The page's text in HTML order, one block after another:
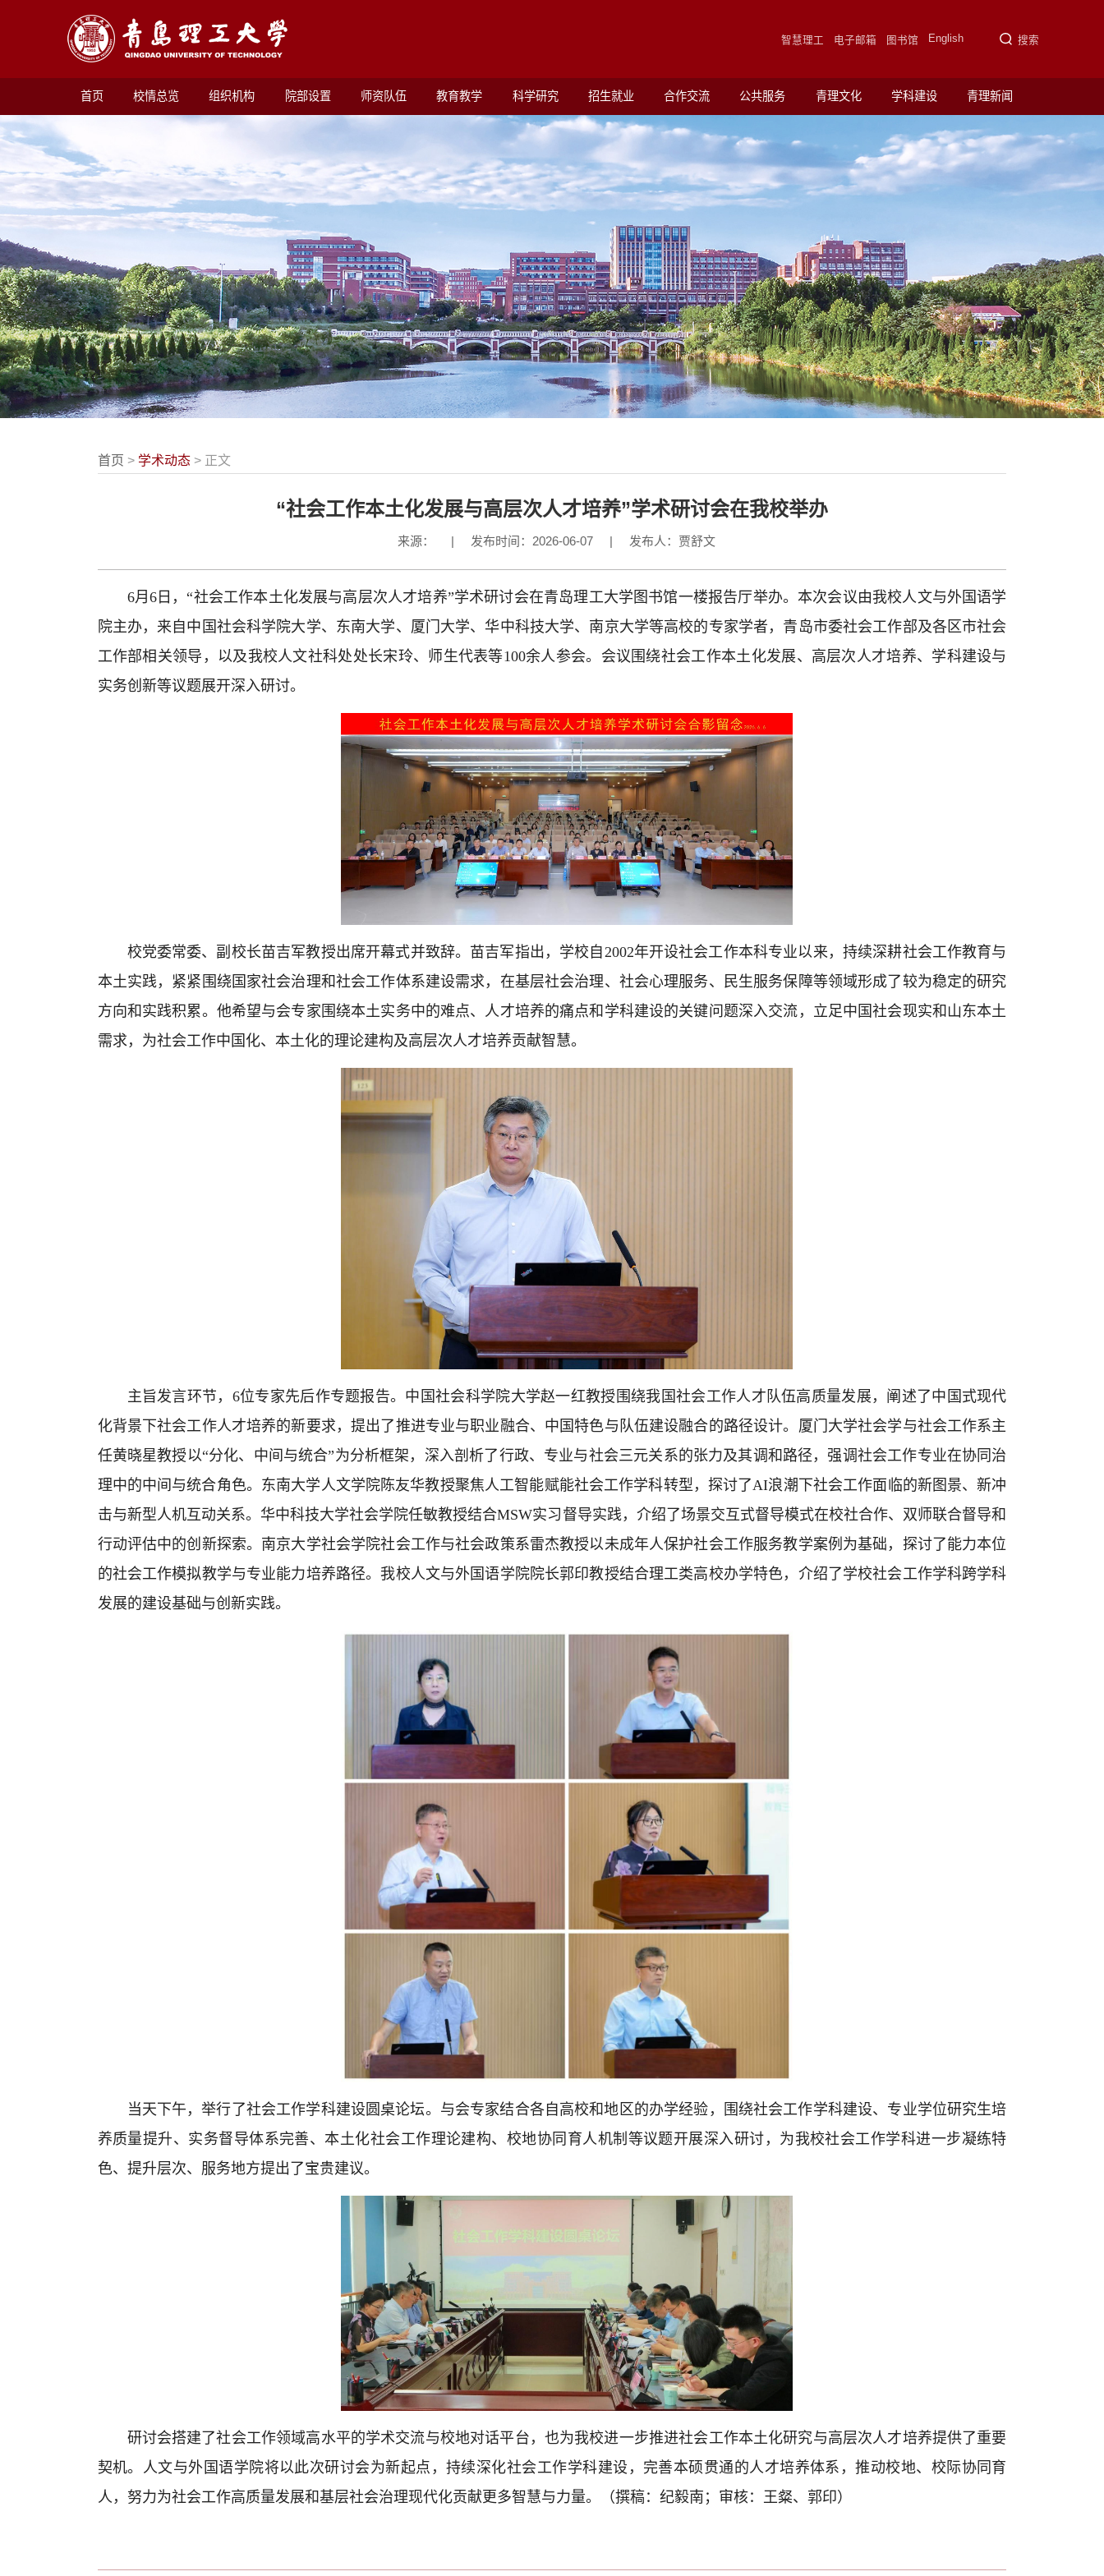
智慧理工 电子邮箱 图书馆 English 搜索
首页 校情总览 组织机构 院部设置 师资队伍 教育教学 科学研究 招生就业 合作交流 公共服务 青理文化 学科建设 青理新闻
首页 > 学术动态> 正文
“社会工作本土化发展与高层次人才培养”学术研讨会在我校举办
来源： | 发布时间：2026-06-07 | 发布人：贾舒文
6月6日，“社会工作本土化发展与高层次人才培养”学术研讨会在青岛理工大学图书馆一楼报告厅举办。本次会议由我校人文与外国语学
院主办，来自中国社会科学院大学、东南大学、厦门大学、华中科技大学、南京大学等高校的专家学者，青岛市委社会工作部及各区市社会
工作部相关领导，以及我校人文社科处处长宋玲、师生代表等100余人参会。会议围绕社会工作本土化发展、高层次人才培养、学科建设与
实务创新等议题展开深入研讨。
校党委常委、副校长苗吉军教授出席开幕式并致辞。苗吉军指出，学校自2002年开设社会工作本科专业以来，持续深耕社会工作教育与
本土实践，紧紧围绕国家社会治理和社会工作体系建设需求，在基层社会治理、社会心理服务、民生服务保障等领域形成了较为稳定的研究
方向和实践积累。他希望与会专家围绕本土实务中的难点、人才培养的痛点和学科建设的关键问题深入交流，立足中国社会现实和山东本土
需求，为社会工作中国化、本土化的理论建构及高层次人才培养贡献智慧。
主旨发言环节，6位专家先后作专题报告。中国社会科学院大学赵一红教授围绕我国社会工作人才队伍高质量发展，阐述了中国式现代
化背景下社会工作人才培养的新要求，提出了推进专业与职业融合、中国特色与队伍建设融合的路径设计。厦门大学社会学与社会工作系主
任黄晓星教授以“分化、中间与统合”为分析框架，深入剖析了行政、专业与社会三元关系的张力及其调和路径，强调社会工作专业在协同治
理中的中间与统合角色。东南大学人文学院陈友华教授聚焦人工智能赋能社会工作学科转型，探讨了AI浪潮下社会工作面临的新图景、新冲
击与新型人机互动关系。华中科技大学社会学院任敏教授结合MSW实习督导实践，介绍了场景交互式督导模式在校社合作、双师联合督导和
行动评估中的创新探索。南京大学社会学院社会工作与社会政策系雷杰教授以未成年人保护社会工作服务教学案例为基础，探讨了能力本位
的社会工作模拟教学与专业能力培养路径。我校人文与外国语学院院长郭印教授结合理工类高校办学特色，介绍了学校社会工作学科跨学科
发展的建设基础与创新实践。
当天下午，举行了社会工作学科建设圆桌论坛。与会专家结合各自高校和地区的办学经验，围绕社会工作学科建设、专业学位研究生培
养质量提升、实务督导体系完善、本土化社会工作理论建构、校地协同育人机制等议题开展深入研讨，为我校社会工作学科进一步凝练特
色、提升层次、服务地方提出了宝贵建议。
研讨会搭建了社会工作领域高水平的学术交流与校地对话平台，也为我校进一步推进社会工作本土化研究与高层次人才培养提供了重要
契机。人文与外国语学院将以此次研讨会为新起点，持续深化社会工作学科建设，完善本硕贯通的人才培养体系，推动校地、校际协同育
人，努力为社会工作高质量发展和基层社会治理现代化贡献更多智慧与力量。（撰稿：纪毅南；审核：王粲、郭印）